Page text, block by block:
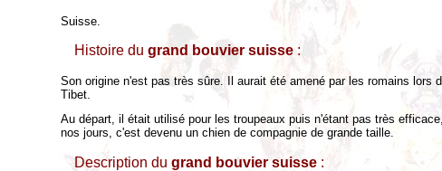
Suisse.
Histoire du grand bouvier suisse :
Son origine n'est pas très sûre. Il aurait été amené par les romains lors
Tibet.
Au départ, il était utilisé pour les troupeaux puis n'étant pas très
nos jours, c'est devenu un chien de compagnie de grande taille.
Description du grand bouvier suisse :